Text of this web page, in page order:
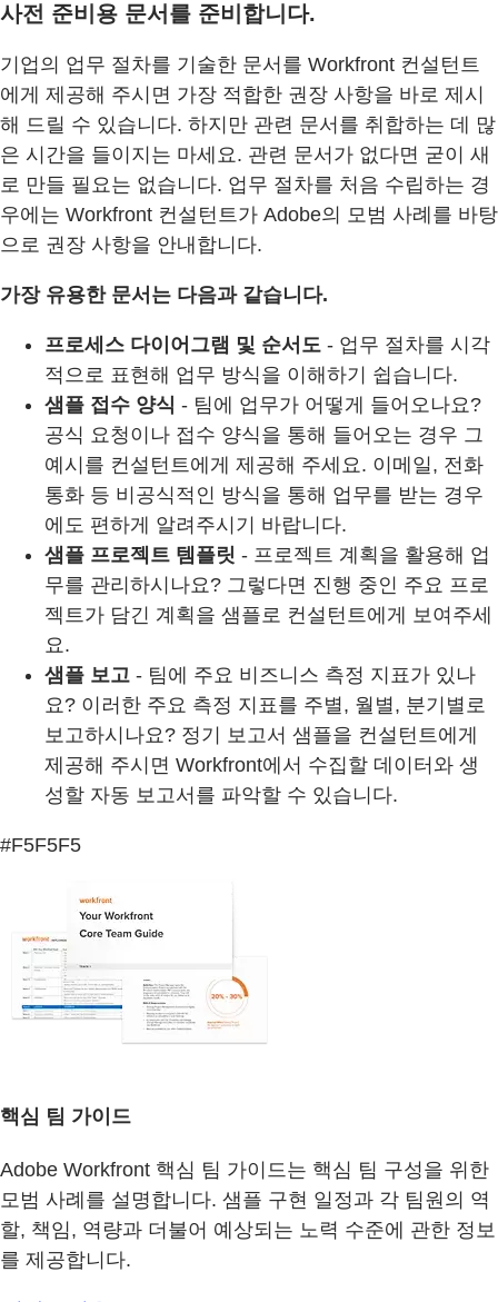
사전 준비용 문서를 준비합니다.
기업의 업무 절차를 기술한 문서를 Workfront 컨설턴트
에게 제공해 주시면 가장 적합한 권장 사항을 바로 제시
해 드릴 수 있습니다. 하지만 관련 문서를 취합하는 데 많
은 시간을 들이지는 마세요. 관련 문서가 없다면 굳이 새
로 만들 필요는 없습니다. 업무 절차를 처음 수립하는 경
우에는 Workfront 컨설턴트가 Adobe의 모범 사례를 바탕
으로 권장 사항을 안내합니다.
가장 유용한 문서는 다음과 같습니다.
프로세스 다이어그램 및 순서도 - 업무 절차를 시각
적으로 표현해 업무 방식을 이해하기 쉽습니다.
샘플 접수 양식 - 팀에 업무가 어떻게 들어오나요?
공식 요청이나 접수 양식을 통해 들어오는 경우 그
예시를 컨설턴트에게 제공해 주세요. 이메일, 전화
통화 등 비공식적인 방식을 통해 업무를 받는 경우
에도 편하게 알려주시기 바랍니다.
샘플 프로젝트 템플릿 - 프로젝트 계획을 활용해 업
무를 관리하시나요? 그렇다면 진행 중인 주요 프로
젝트가 담긴 계획을 샘플로 컨설턴트에게 보여주세
요.
샘플 보고 - 팀에 주요 비즈니스 측정 지표가 있나
요? 이러한 주요 측정 지표를 주별, 월별, 분기별로
보고하시나요? 정기 보고서 샘플을 컨설턴트에게
제공해 주시면 Workfront에서 수집할 데이터와 생
성할 자동 보고서를 파악할 수 있습니다.
#F5F5F5
핵심 팀 가이드
Adobe Workfront 핵심 팀 가이드는 핵심 팀 구성을 위한
모범 사례를 설명합니다. 샘플 구현 일정과 각 팀원의 역
할, 책임, 역량과 더불어 예상되는 노력 수준에 관한 정보
를 제공합니다.